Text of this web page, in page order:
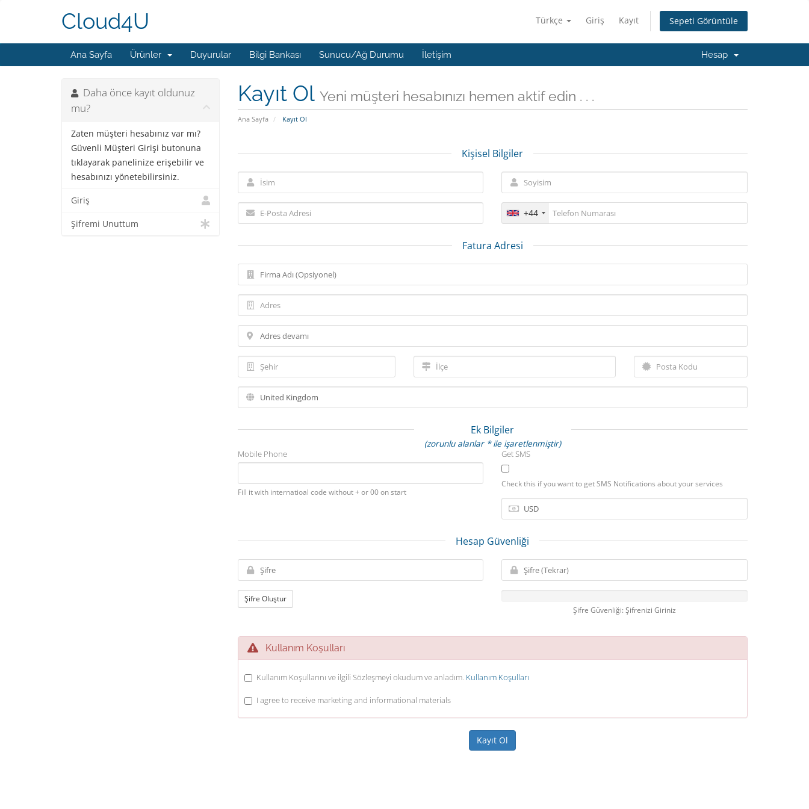
Türkçe Giriş Kayıt Sepeti Görüntüle
Cloud4U
Ana Sayfa Ürünler Duyurular Bilgi Bankası Sunucu/Ağ Durumu İletişim Hesap
Kayıt Ol Yeni müşteri hesabınızı hemen aktif edin . . .
Ana Sayfa Kayıt Ol
Daha önce kayıt oldunuz
mu?
Zaten müşteri hesabınız var mı?
Güvenli Müşteri Girişi butonuna
tıklayarak panelinize erişebilir ve
hesabınızı yönetebilirsiniz.
Giriş
Şifremi Unuttum
Kişisel Bilgiler
+44
Fatura Adresi
Ek Bilgiler
(zorunlu alanlar * ile işaretlenmiştir)
Mobile Phone
Fill it with internatioal code without + or 00 on start
Get SMS
Check this if you want to get SMS Notifications about your services
Hesap Güvenliği
Şifre Oluştur
Şifre Güvenliği: Şifrenizi Giriniz
Kullanım Koşulları
Kullanım Koşullarını ve ilgili Sözleşmeyi okudum ve anladım. Kullanım Koşulları
I agree to receive marketing and informational materials